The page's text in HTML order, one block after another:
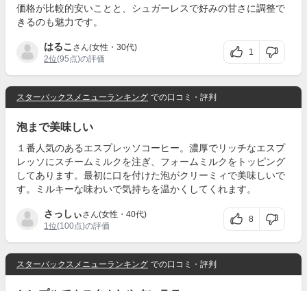
価格が比較的安いことと、シュガーレスで好みの甘さに調整で
きるのも魅力です。
はるこ さん(女性・30代)
2位(95点)の評価
1
スターバックスメニューランキング での口コミ・評判
泡まで美味しい
１番人気のあるエスプレッソコーヒー。濃厚でリッチなエスプ
レッソにスチームミルクを注ぎ、フォームミルクをトッピング
してあります。最初に口を付けた泡がクリーミィで美味しいで
す。ミルキーな味わいで気持ちを温かくしてくれます。
さっしぃさん(女性・40代)
1位(100点)の評価
8
スターバックスメニューランキング での口コミ・評判